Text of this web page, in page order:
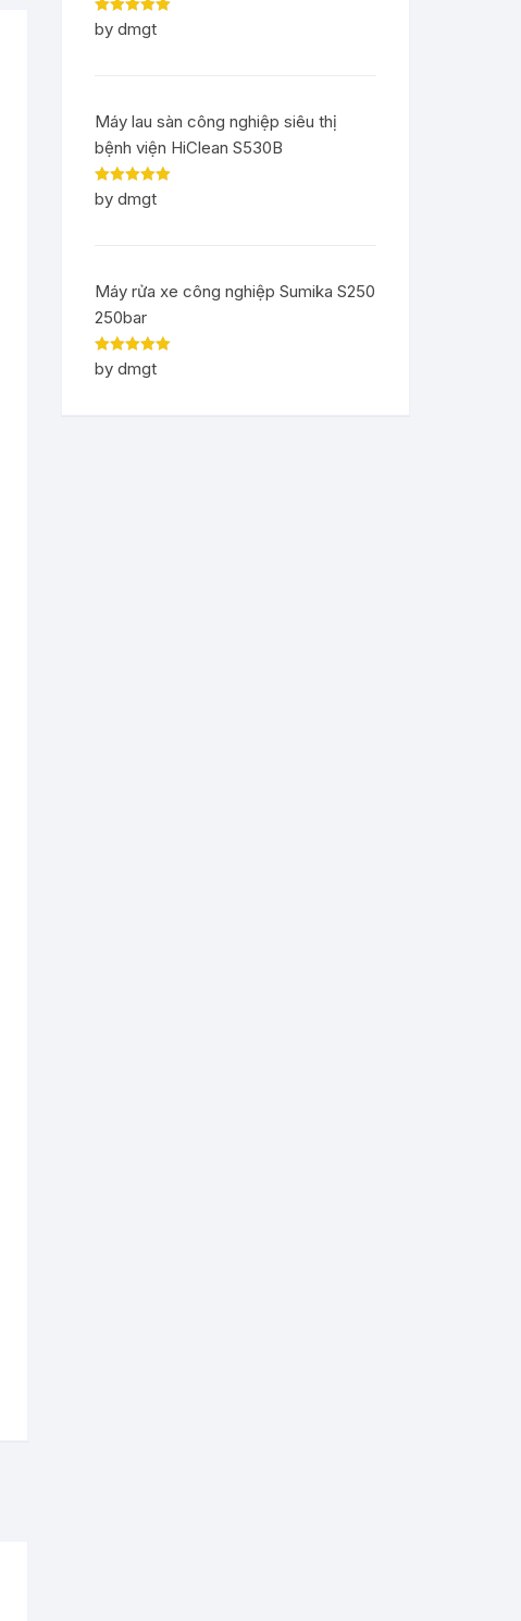
Rated5out
of 5
by dmgt
Máy lau sàn công nghiệp siêu thị
bệnh viện HiClean S530B
Rated5out
of 5
by dmgt
Máy rửa xe công nghiệp Sumika S250
250bar
Rated5out
of 5
by dmgt